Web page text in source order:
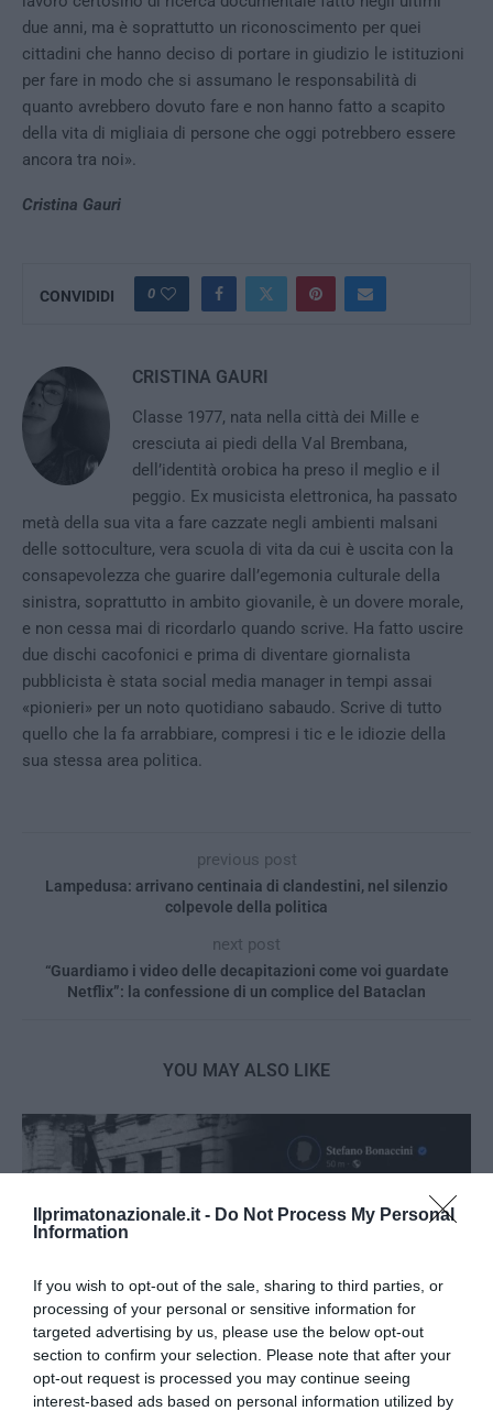
Ilprimatonazionale.it - Do Not Process My Personal
Information
If you wish to opt-out of the sale, sharing to third parties, or
processing of your personal or sensitive information for
targeted advertising by us, please use the below opt-out
section to confirm your selection. Please note that after your
opt-out request is processed you may continue seeing
interest-based ads based on personal information utilized by
due anni, ma è soprattutto un riconoscimento per quei
cittadini che hanno deciso di portare in giudizio le istituzioni
per fare in modo che si assumano le responsabilità di
quanto avrebbero dovuto fare e non hanno fatto a scapito
della vita di migliaia di persone che oggi potrebbero essere
ancora tra noi».
Cristina Gauri
CONVIDIDI 0
CRISTINA GAURI
Classe 1977, nata nella città dei Mille e
cresciuta ai piedi della Val Brembana,
dell’identità orobica ha preso il meglio e il
peggio. Ex musicista elettronica, ha passato
metà della sua vita a fare cazzate negli ambienti malsani
delle sottoculture, vera scuola di vita da cui è uscita con la
consapevolezza che guarire dall’egemonia culturale della
sinistra, soprattutto in ambito giovanile, è un dovere morale,
e non cessa mai di ricordarlo quando scrive. Ha fatto uscire
due dischi cacofonici e prima di diventare giornalista
pubblicista è stata social media manager in tempi assai
«pionieri» per un noto quotidiano sabaudo. Scrive di tutto
quello che la fa arrabbiare, compresi i tic e le idiozie della
sua stessa area politica.
previous post
Lampedusa: arrivano centinaia di clandestini, nel silenzio
colpevole della politica
next post
“Guardiamo i video delle decapitazioni come voi guardate
Netflix”: la confessione di un complice del Bataclan
YOU MAY ALSO LIKE